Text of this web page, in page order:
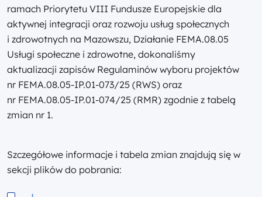
ramach Priorytetu VIII Fundusze Europejskie dla
aktywnej integracji oraz rozwoju usług społecznych
i zdrowotnych na Mazowszu, Działanie FEMA.08.05
Usługi społeczne i zdrowotne, dokonaliśmy
aktualizacji zapisów Regulaminów wyboru projektów
nr FEMA.08.05-IP.01-073/25 (RWS) oraz
nr FEMA.08.05-IP.01-074/25 (RMR) zgodnie z tabelą
zmian nr 1.
Szczegółowe informacje i tabela zmian znajdują się w
sekcji plików do pobrania: